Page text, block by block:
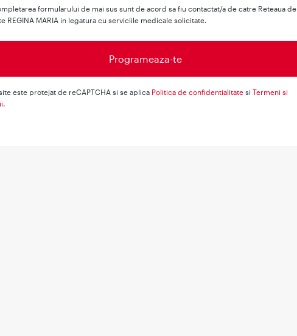
formularului de mai sus sunt de acord sa fiu contactat/a de catre Reteaua de
REGINA MARIA in legatura cu serviciile medicale solicitate.
este protejat de reCAPTCHA si se aplica Politica de confidentialitate si Termeni si
.